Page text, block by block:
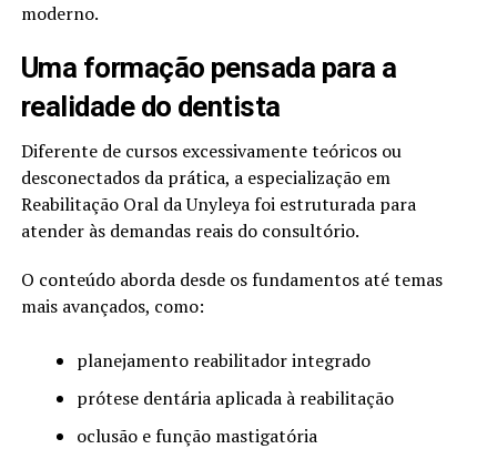
moderno.
Uma formação pensada para a
realidade do dentista
Diferente de cursos excessivamente teóricos ou
desconectados da prática, a especialização em
Reabilitação Oral da Unyleya foi estruturada para
atender às demandas reais do consultório.
O conteúdo aborda desde os fundamentos até temas
mais avançados, como:
planejamento reabilitador integrado
prótese dentária aplicada à reabilitação
oclusão e função mastigatória